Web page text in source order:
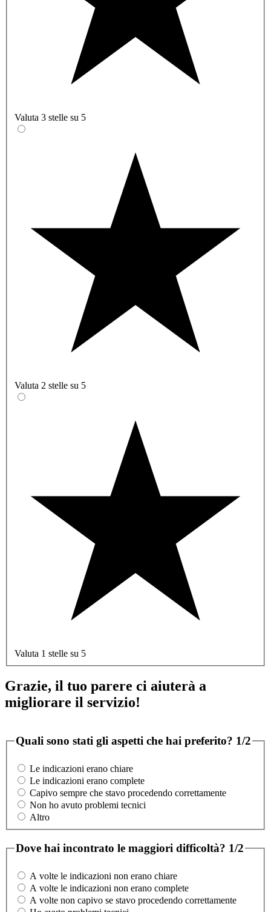
Valuta 3 stelle su 5
Valuta 2 stelle su 5
Valuta 1 stelle su 5
Grazie, il tuo parere ci aiuterà a
migliorare il servizio!
Quali sono stati gli aspetti che hai preferito? 1/2
Le indicazioni erano chiare
Le indicazioni erano complete
Capivo sempre che stavo procedendo correttamente
Non ho avuto problemi tecnici
Altro
Dove hai incontrato le maggiori difficoltà? 1/2
A volte le indicazioni non erano chiare
A volte le indicazioni non erano complete
A volte non capivo se stavo procedendo correttamente